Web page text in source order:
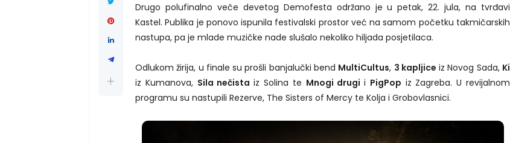
Drugo polufinalno veče devetog Demofesta održano je u petak, 22. jula, na tvrđavi
Kastel. Publika je ponovo ispunila festivalski prostor već na samom početku takmičarskih
nastupa, pa je mlade muzičke nade slušalo nekoliko hiljada posjetilaca.
Odlukom žirija, u finale su prošli banjalučki bend MultiCultus, 3 kapljice iz Novog Sada, Ki
iz Kumanova, Sila nečistaiz Solina te Mnogi drugii PigPop iz Zagreba. U revijalnom
programu su nastupili Rezerve, The Sisters of Mercy te Kolja i Grobovlasnici.